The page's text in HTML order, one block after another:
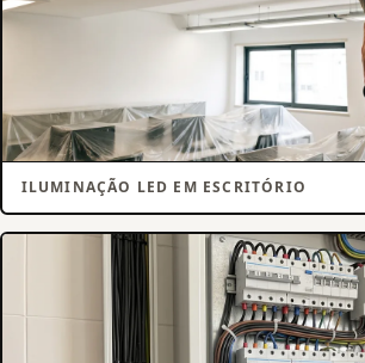
ILUMINAÇÃO LED EM ESCRITÓRIO